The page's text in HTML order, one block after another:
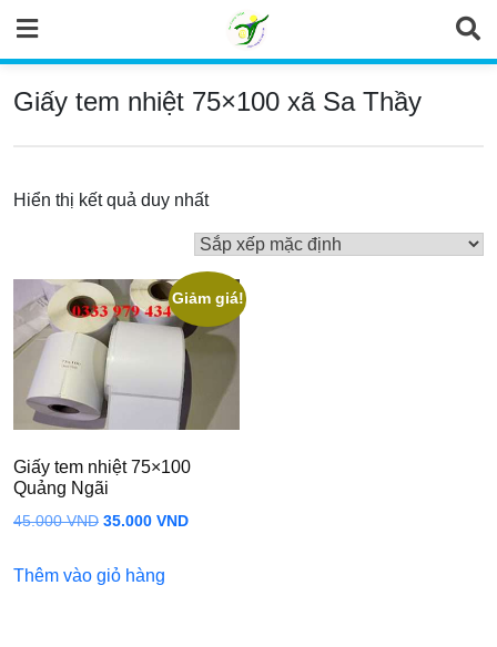
content
Giấy tem nhiệt 75×100 xã Sa Thầy
Hiển thị kết quả duy nhất
Giảm giá!
Giấy tem nhiệt 75×100
Quảng Ngãi
45.000VND Giá
là:
35.000 VNDGiá
Thêm vào giỏ hàng